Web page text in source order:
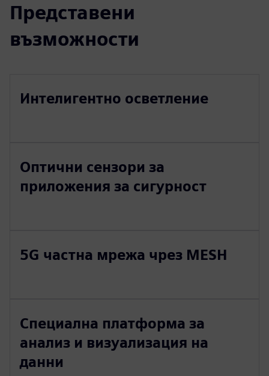
Представени
възможности
Интелигентно осветление
Оптични сензори за
приложения за сигурност
5G частна мрежа чрез MESH
Специална платформа за
анализ и визуализация на
данни